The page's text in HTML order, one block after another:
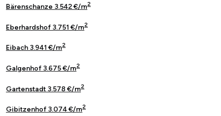
Bärenschanze 3.542 €/m2
Eberhardshof 3.751 €/m2
Eibach 3.941 €/m2
Galgenhof 3.675 €/m2
Gartenstadt 3.578 €/m2
Gibitzenhof 3.074 €/m2